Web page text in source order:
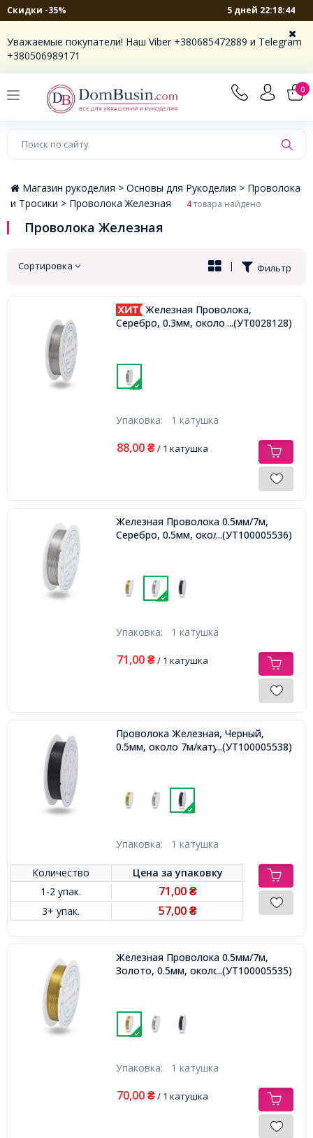
Скидки -35% 5 дней 22:18:44
Уважаемые покупатели! Наш Viber +380685472889 и Telegram
+380506989171
0
×
Магазин рукоделия > Основы для Рукоделия > Проволока
и Тросики > Проволока Железная 4товара найдено
Проволока Железная
Сортировка Фильтр
|
Железная Проволока,
Серебро, 0.3мм, около 20м/катушка,
...(УТ0028128)
Упаковка: 1 катушка
88,00 ₴/ 1 катушка
Железная Проволока 0.5мм/7м,
Серебро, 0.5мм, около 7м/катушка,
...(УТ100005536)
Упаковка: 1 катушка
71,00 ₴/ 1 катушка
Проволока Железная, Черный,
0.5мм, около 7м/катушка,...(УТ100005538)
Упаковка: 1 катушка
Количество Цена заупаковку
1-2 упак.
71,00₴
3+ упак. 57,00₴
Железная Проволока 0.5мм/7м,
Золото, 0.5мм, около 7м/катушка,
...(УТ100005535)
Упаковка: 1 катушка
70,00 ₴/ 1 катушка